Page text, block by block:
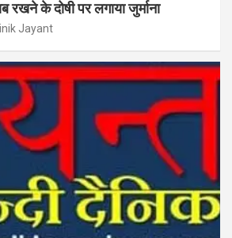
के दोषी पर लगाया जुर्माना
Jayant